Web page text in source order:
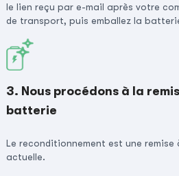
le lien reçu par e-mail après votre
de transport, puis emballez la
3. Nous procédons à la
batterie
Le reconditionnement est une
actuelle.